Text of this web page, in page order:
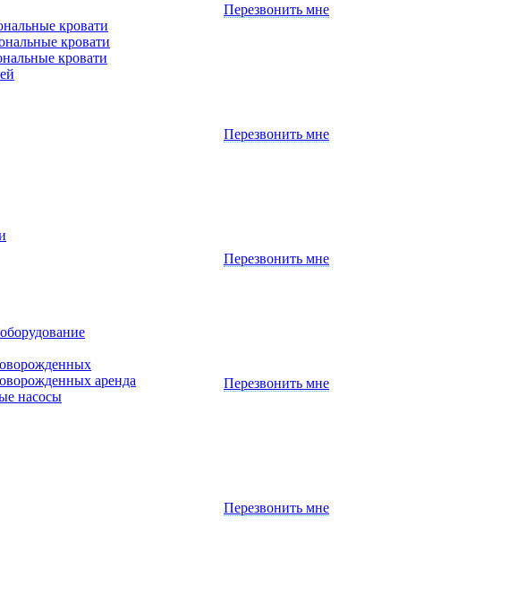
кровати
кровати
кровати
аренда
насосы
Перезвонить мне
Перезвонить мне
Перезвонить мне
Перезвонить мне
Перезвонить мне